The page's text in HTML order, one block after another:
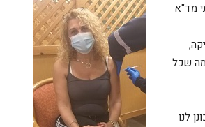
מד"א
שכל
לנו